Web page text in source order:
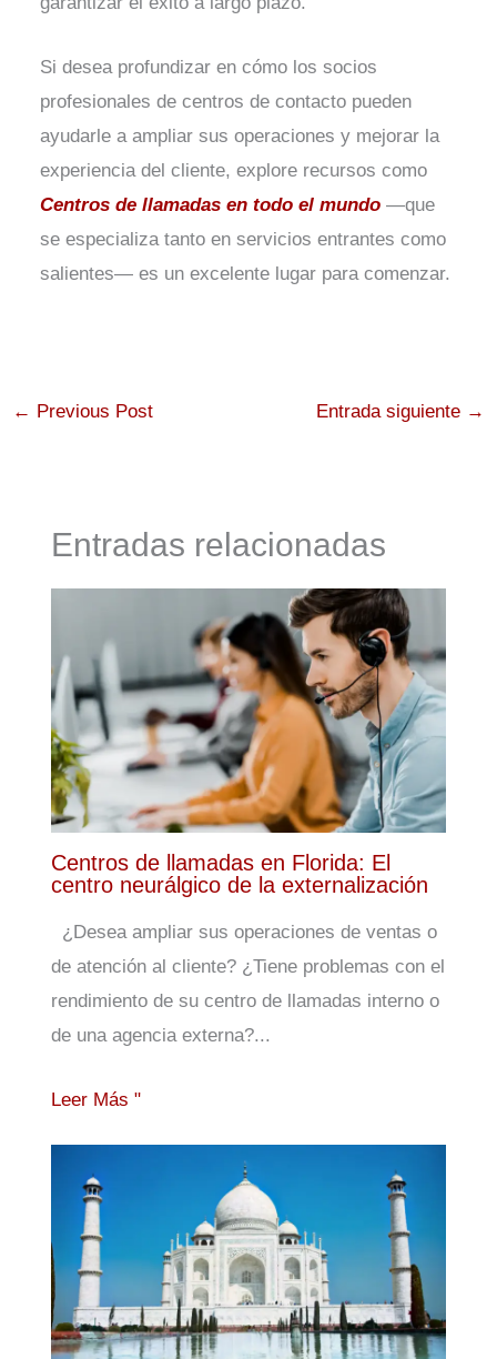
Si desea profundizar en cómo los socios
profesionales de centros de contacto pueden
ayudarle a ampliar sus operaciones y mejorar la
experiencia del cliente, explore recursos como
Centros de llamadas en todo el mundo —que
se especializa tanto en servicios entrantes como
salientes— es un excelente lugar para comenzar.
← Previous Post Entrada siguiente →
Entradas relacionadas
Centros de llamadas en Florida: El
centro neurálgico de la externalización
¿Desea ampliar sus operaciones de ventas o
de atención al cliente? ¿Tiene problemas con el
rendimiento de su centro de llamadas interno o
de una agencia externa?...
Leer Más "